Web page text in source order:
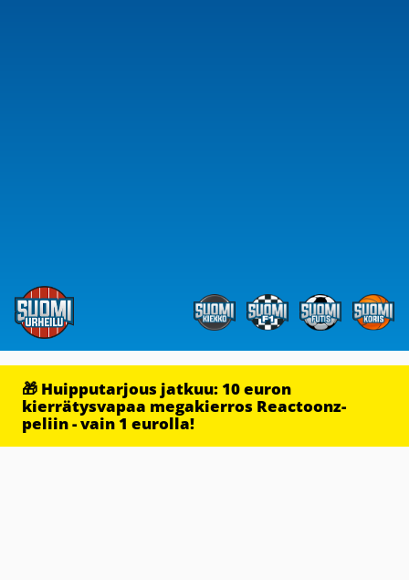
🎁 Huipputarjous jatkuu: 10 euron
kierrätysvapaa megakierros Reactoonz-
peliin - vain 1 eurolla!